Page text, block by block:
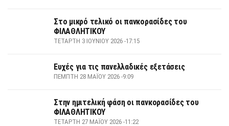
Στο μικρό τελικό οι πανκορασίδες του
ΦΙΛΑΘΛΗΤΙΚΟΥ
ΤΕΤΆΡΤΗ 3 ΙΟΥΝΊΟΥ 2026 -17:15
Ευχές για τις πανελλαδικές εξετάσεις
ΠΈΜΠΤΗ 28 ΜΑΪ́ΟΥ 2026 -9:09
Στην ημιτελική φάση οι πανκορασίδες του
ΦΙΛΑΘΛΗΤΙΚΟΥ
ΤΕΤΆΡΤΗ 27 ΜΑΪ́ΟΥ 2026 -11:22